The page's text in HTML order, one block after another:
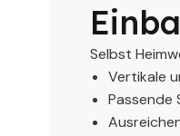
Selbst
Vertikale
Passende